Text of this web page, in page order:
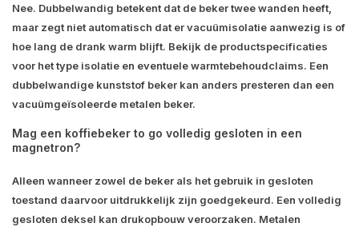
Nee. Dubbelwandig betekent dat de beker twee wanden heeft,
maar zegt niet automatisch dat er vacuümisolatie aanwezig is of
hoe lang de drank warm blijft. Bekijk de productspecificaties
voor het type isolatie en eventuele warmtebehoudclaims. Een
dubbelwandige kunststof beker kan anders presteren dan een
vacuümgeïsoleerde metalen beker.
Mag een koffiebeker to go volledig gesloten in een
magnetron?
Alleen wanneer zowel de beker als het gebruik in gesloten
toestand daarvoor uitdrukkelijk zijn goedgekeurd. Een volledig
gesloten deksel kan drukopbouw veroorzaken. Metalen